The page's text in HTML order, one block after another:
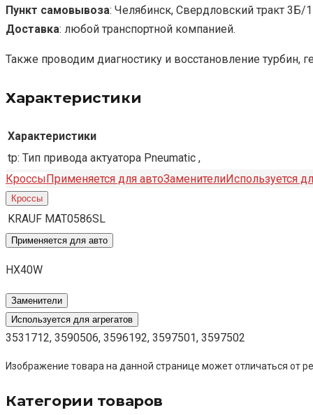
Пункт самовывоза: Челябинск, Свердловский тракт 3Б/1
Доставка: любой транспортной компанией.
Также проводим диагностику и восстановление турбин,
Характеристики
Характеристики
tp: Тип привода актуатора Pneumatic ,
Кроссы Применяется для автоЗаменителиИспользуется
Кроссы
KRAUF MAT0586SL
Применяется для авто
HX40W
Заменители
Используется для агрегатов
3531712, 3590506, 3596192, 3597501, 3597502
Изображение товара на данной странице может отличаться от
Категории товаров